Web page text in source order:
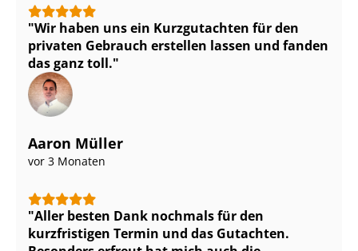
Wir haben uns ein Kurzgutachten für den
privaten Gebrauch erstellen lassen und fanden
das ganz toll.
Aaron Müller
vor 3 Monaten
Aller besten Dank nochmals für den
kurzfristigen Termin und das Gutachten.